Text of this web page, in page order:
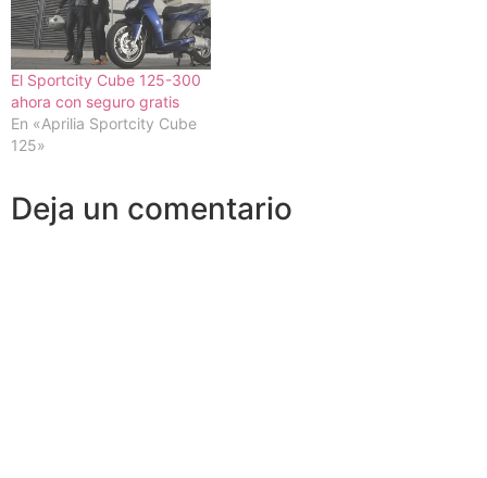
El Sportcity Cube 125-300
ahora con seguro gratis
En «Aprilia Sportcity Cube
125»
Deja un comentario